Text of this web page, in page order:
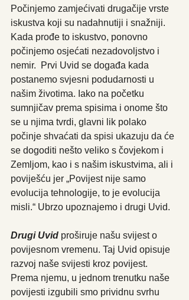
Počinjemo zamjećivati drugačije vrste
iskustva koji su nadahnutiji i snažniji.
Kada prođe to iskustvo, ponovno
počinjemo osjećati nezadovoljstvo i
nemir.  Prvi Uvid se događa kada
postanemo svjesni podudarnosti u
našim životima. Iako na početku
sumnjičav prema spisima i onome što
se u njima tvrdi, glavni lik polako
počinje shvaćati da spisi ukazuju da će
se dogoditi nešto veliko s čovjekom i
Zemljom, kao i s našim iskustvima, ali i
poviješću jer „Povijest nije samo
evolucija tehnologije, to je evolucija
misli.“ Ubrzo upoznajemo i drugi Uvid.
Drugi Uvid proširuje našu svijest o
povijesnom vremenu. Taj Uvid opisuje
razvoj naše svijesti kroz povijest.
Prema njemu, u jednom trenutku naše
povijesti izgubili smo prividnu svrhu